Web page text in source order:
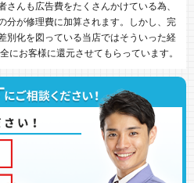
さんも広告費をたくさんかけている為、
分が修理費に加算されます。しかし、完
別化を図っている当店ではそういった経
にお客様に還元させてもらっています。